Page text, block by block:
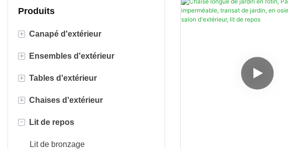
Produits
+ Canapé d'extérieur
Canapé en rotin
Canapé en corde
Canapé en aluminium
Canapé en tissu
Canapé en teck
+ Ensembles d'extérieur
Ensembles de bistro
Ensembles de conversation
Ensembles de salle à manger
+ Tables d'extérieur
Tables de foyer
Tables à manger
+ Chaises d'extérieur
Chaises de salle à manger
Chaises pivotantes
- Lit de repos
Lit de bronzage